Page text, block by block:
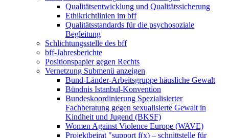
Qualitätsentwicklung und Qualitätssicherung
Ethikrichtlinien im bff
Qualitätsstandards für die psychosoziale
Begleitung
Schlichtungsstelle des bff
bff-Jahresberichte
Positionspapier gegen Rechts
Vernetzung Submenü anzeigen
Bund-Länder-Arbeitsgruppe häusliche Gewalt
Bündnis Istanbul-Konvention
Bundeskoordinierung Spezialisierter
Fachberatung gegen sexualisierte Gewalt in
Kindheit und Jugend (BKSF)
Women Against Violence Europe (WAVE)
Projektbeirat "support f(x) – schnittstelle für